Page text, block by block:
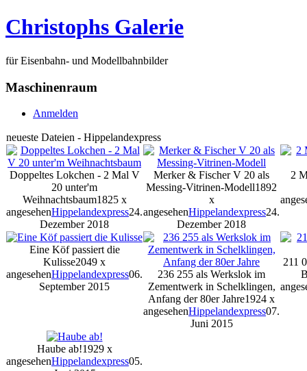
Christophs Galerie
für Eisenbahn- und Modellbahnbilder
Maschinenraum
Anmelden
neueste Dateien - Hippelandexpress
Doppeltes Lokchen - 2 Mal V
20 unter'm
Weihnachtsbaum1825 x
angesehenHippelandexpress24.
Dezember 2018
Merker & Fischer V 20 als
Messing-Vitrinen-Modell1892
x
angesehenHippelandexpress24.
Dezember 2018
2
Eine Köf passiert die
Kulisse2049 x
angesehenHippelandexpress06.
September 2015
236 255 als Werkslok im
Zementwerk in Schelklingen,
Anfang der 80er Jahre1924 x
angesehenHippelandexpress07.
Juni 2015
211
Haube ab!1929 x
angesehenHippelandexpress05.